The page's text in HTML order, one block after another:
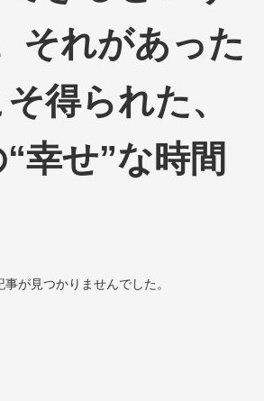
それがあった
得られた、
幸せ”な時間
事が見つかりませんでした。